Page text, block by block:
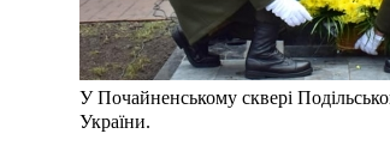
У Почайненському сквері
України.